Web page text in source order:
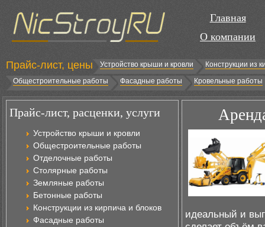
Главная
О компании
Прайс-лист, цены Устройство крыши и кровли
Конструкции из
Общестроительные работы
Фасадные работы Кровельные работы
Прайс-лист, расценки, услуги
Устройство крыши и кровли
Общестроительные работы
Отделочные работы
Столярные работы
Земляные работы
Бетонные работы
Конструкции из кирпича и блоков
Фасадные работы
идеальный и